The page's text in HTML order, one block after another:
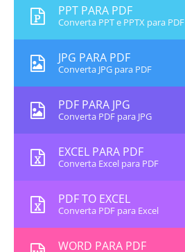
PPT PARA PDF
Converta PPT e PPTX para PDF
JPG PARA PDF
Converta JPG para PDF
PDF PARA JPG
Converta PDF para JPG
EXCEL PARA PDF
Converta Excel para PDF
PDF TO EXCEL
Converta PDF para Excel
WORD PARA PDF